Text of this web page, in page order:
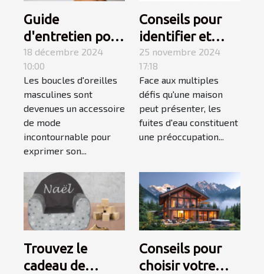
Guide
d'entretien pour
boucles
d'oreilles
masculines
18 décembre 2024
10:00
Les boucles d'oreilles
masculines sont
devenues un accessoire
de mode
incontournable pour
exprimer son...
Conseils pour
identifier et
réparer les
fuites d'eau
chez soi
25 novembre 2024
17:18
Face aux multiples
défis qu'une maison
peut présenter, les
fuites d'eau constituent
une préoccupation...
Trouvez le
cadeau de
Conseils pour
choisir votre